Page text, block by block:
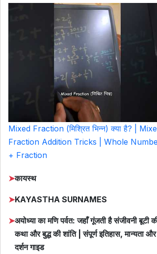
Mixed Fraction (मिश्रित भिन्न) क्या है? |
Fraction Addition Tricks | Whole
+ Fraction
➤कायस्थ
➤KAYASTHA SURNAMES
➤अयोध्या का मणि पर्वत: जहाँ गूंजती है संजीवनी बूटी
कथा और बुद्ध की शांति | संपूर्ण इतिहास, मान्यता और
दर्शन गाइड